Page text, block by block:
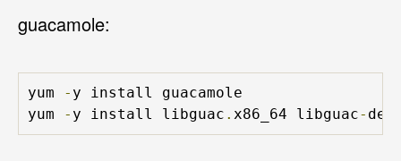
guacamole:
yum - y install guacamole
yum
- y install libguac . x86_64 libguac-